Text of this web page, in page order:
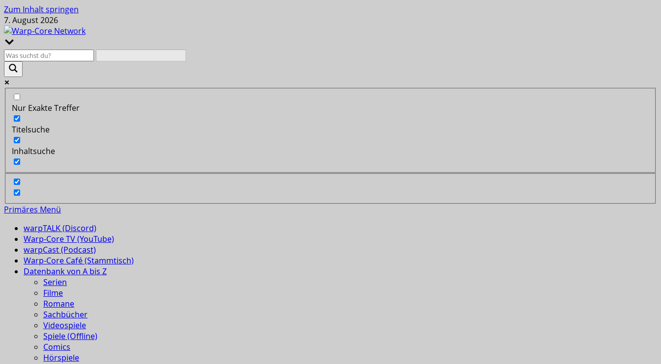
Zum Inhalt springen
7. August 2026
Nur Exakte Treffer
Titelsuche
Inhaltsuche
Primäres Menü
warpTALK (Discord)
Warp-Core TV (YouTube)
warpCast (Podcast)
Warp-Core Café (Stammtisch)
Datenbank von A bis Z
Serien
Filme
Romane
Sachbücher
Videospiele
Spiele (Offline)
Comics
Hörspiele